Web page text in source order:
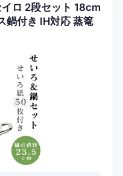
ロ 2段セット 18cm
鍋付き IH対応 蒸篭